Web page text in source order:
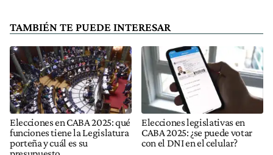
TAMBIÉN TE PUEDE INTERESAR
Elecciones en CABA 2025: qué
funciones tiene la Legislatura
porteña y cuál es su
Elecciones legislativas en
CABA 2025: ¿se puede votar
con el DNI en el celular?